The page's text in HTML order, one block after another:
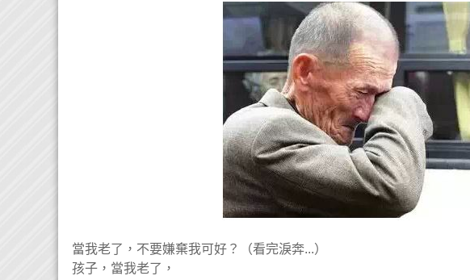
當我老了，不要嫌棄我可好？（看完淚奔...）
孩子，當我老了，